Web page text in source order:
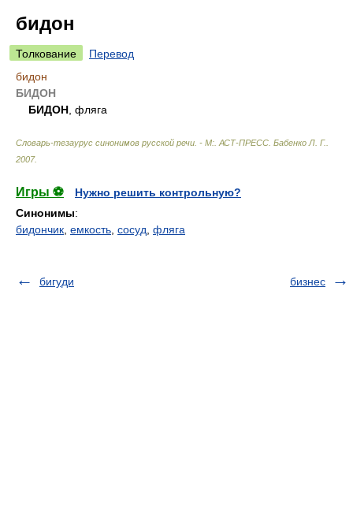
бидон
Толкование
Перевод
бидон
БИДОН
БИДОН , фляга
Словарь-тезаурус синонимов русской речи. - М:. АСТ-ПРЕСС Бабенко Л. Г.
2007.
Игры ⚽
Нужно решить контрольную?
Синонимы:
бидончик емкость сосуд фляга
бигуди бизнес